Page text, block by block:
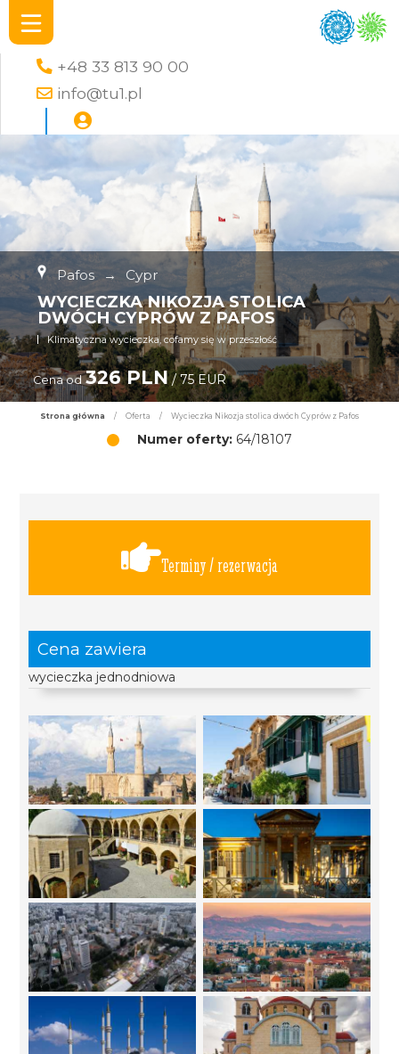
+48 33 813 90 00
info@tu1.pl
Pafos → Cypr
WYCIECZKA NIKOZJA STOLICA
DWÓCH CYPRÓW Z PAFOS
Klimatyczna wycieczka, cofamy się w przeszłość
Cena od 326 PLN/ 75 EUR
Strona główna / Oferta / Wycieczka Nikozja stolica dwóch Cyprów z Pafos
Numer oferty: 64/18107
Terminy / rezerwacja
Cena zawiera
wycieczka jednodniowa